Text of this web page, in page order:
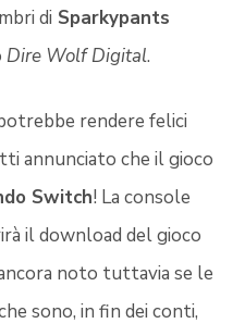
di Sparkypants
Dire Wolf Digital.
rendere felici
annunciato che il gioco
Switch! La console
il download del gioco
noto tuttavia se le
sono, in fin dei conti,